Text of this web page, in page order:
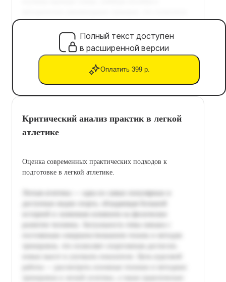
Полный текст доступен
в расширенной версии
Оплатить 399 р.
Критический анализ практик в легкой
атлетике
Оценка современных практических подходов к
подготовке в легкой атлетике.